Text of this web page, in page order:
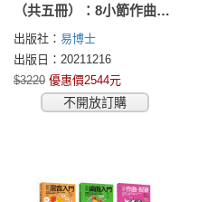
（共五冊）：8小節作曲法
+圖解PRO作曲法+POP金
曲裏技+作詞+流行搖滾音
樂理論
出版社： 易博士
出版日：20211216
$3220 優惠價2544元
不開放訂購